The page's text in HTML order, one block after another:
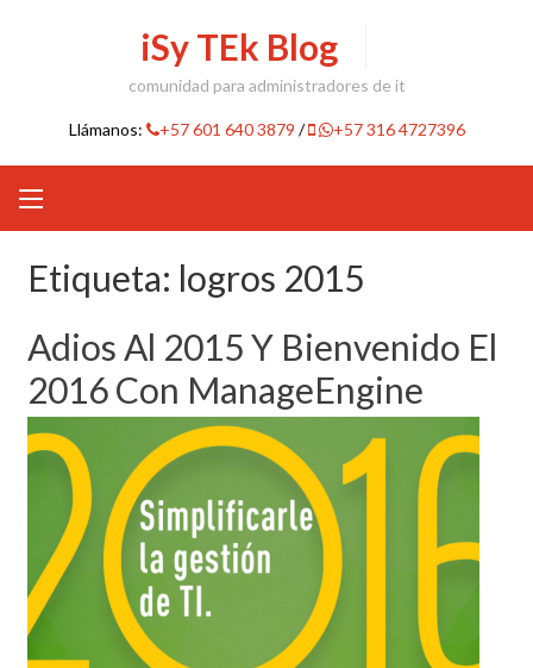
iSy TEk Blog
comunidad para administradores de it
Llámanos: +57 601 640 3879 / +57 316 4727396
Etiqueta: logros 2015
Adios Al 2015 Y Bienvenido El
2016 Con ManageEngine